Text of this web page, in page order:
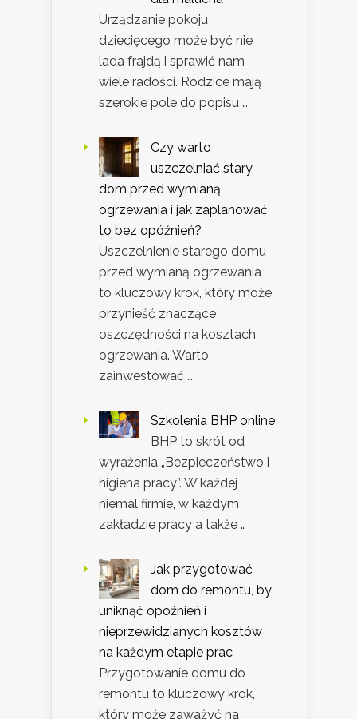
Urządzanie pokoju
dziecięcego może być nie
lada frajdą i sprawić nam
wiele radości. Rodzice mają
szerokie pole do popisu …
Czy warto
uszczelniać stary
dom przed wymianą
ogrzewania i jak zaplanować
to bez opóźnień?
Uszczelnienie starego domu
przed wymianą ogrzewania
to kluczowy krok, który może
przynieść znaczące
oszczędności na kosztach
ogrzewania. Warto
zainwestować …
Szkolenia BHP online
BHP to skrót od
wyrażenia „Bezpieczeństwo i
higiena pracy”. W każdej
niemal firmie, w każdym
zakładzie pracy a także …
Jak przygotować
dom do remontu, by
uniknąć opóźnień i
nieprzewidzianych kosztów
na każdym etapie prac
Przygotowanie domu do
remontu to kluczowy krok,
który może zaważyć na